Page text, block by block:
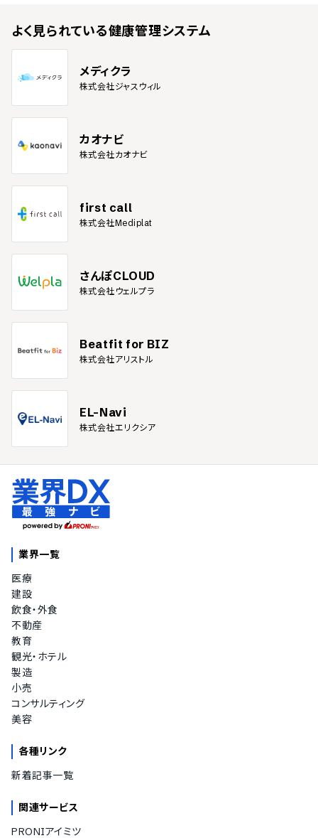
よく見られている健康管理システム
メディクラ
株式会社ジャスウィル
カオナビ
株式会社カオナビ
first call
株式会社Mediplat
さんぽCLOUD
株式会社ウェルプラ
Beatfit for BIZ
株式会社アリストル
EL-Navi
株式会社エリクシア
業界一覧
医療
建設
飲食・外食
不動産
教育
観光・ホテル
製造
小売
コンサルティング
美容
各種リンク
新着記事一覧
関連サービス
PRONIアイミツ